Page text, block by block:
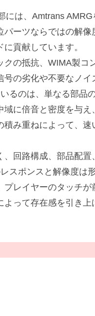
には、Amtrans
ーツならではの解
貢献しています。
クの抵抗、WIMA製コ
の劣化や不要なノイ
るのは、単なる部品
に倍音と密度を与
み重ねによって、
回路構成、部品配
スポンスと解像度は
レイヤーのタッチ
よって存在感を引き